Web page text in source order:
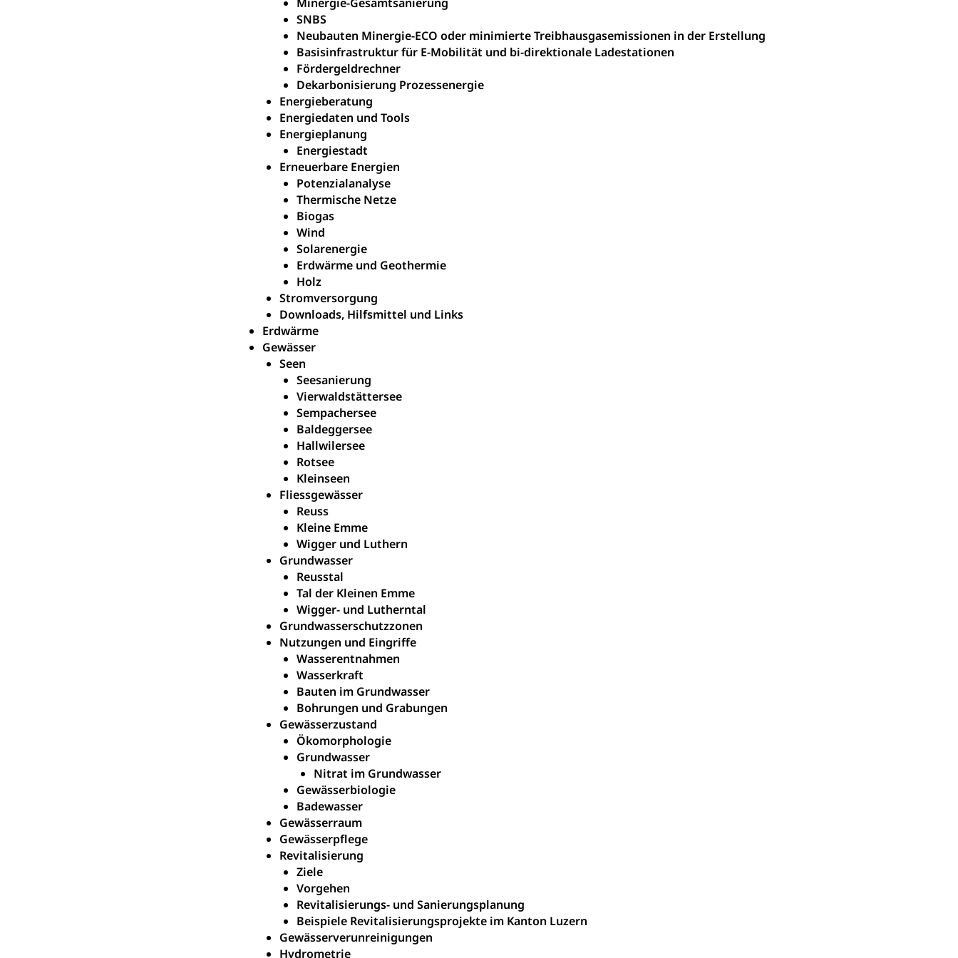
SNBS
Neubauten Minergie-ECO oder minimierte Treibhausgasemissionen in der Erstellung
Basisinfrastruktur für E-Mobilität und bi-direktionale Ladestationen
Fördergeldrechner
Dekarbonisierung Prozessenergie
Energieberatung
Energiedaten und Tools
Energieplanung
Energiestadt
Erneuerbare Energien
Potenzialanalyse
Thermische Netze
Biogas
Wind
Solarenergie
Erdwärme und Geothermie
Holz
Stromversorgung
Downloads, Hilfsmittel und Links
Erdwärme
Gewässer
Seen
Seesanierung
Vierwaldstättersee
Sempachersee
Baldeggersee
Hallwilersee
Rotsee
Kleinseen
Fliessgewässer
Reuss
Kleine Emme
Wigger und Luthern
Grundwasser
Reusstal
Tal der Kleinen Emme
Wigger- und Lutherntal
Grundwasserschutzzonen
Nutzungen und Eingriffe
Wasserentnahmen
Wasserkraft
Bauten im Grundwasser
Bohrungen und Grabungen
Gewässerzustand
Ökomorphologie
Grundwasser
Nitrat im Grundwasser
Gewässerbiologie
Badewasser
Gewässerraum
Gewässerpflege
Revitalisierung
Ziele
Vorgehen
Revitalisierungs- und Sanierungsplanung
Beispiele Revitalisierungsprojekte im Kanton Luzern
Gewässerverunreinigungen
Hydrometrie
Raumdatenpool